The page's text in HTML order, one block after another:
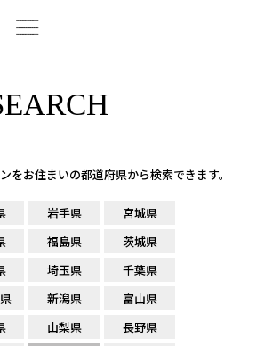
をお住まいの都道府県から検索できます。
岩手県
宮城県
福島県
茨城県
埼玉県
千葉県
新潟県
富山県
山梨県
長野県